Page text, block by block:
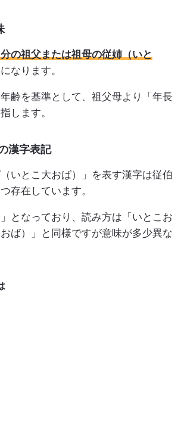
の祖父または祖母の従姉（いと
なります。
齢を基準として、祖父母より「年長
します。
漢字表記
（いとこ大おば）」を表す漢字は従伯
存在しています。
となっており、読み方は「いとこお
ば）」と同様ですが意味が多少異な